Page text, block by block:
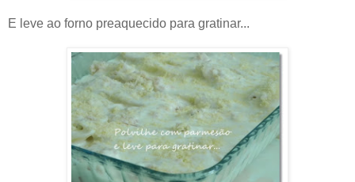
E leve ao forno preaquecido para gratinar...